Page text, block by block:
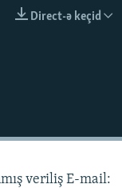
Direct-ə keçid
veriliş E-mail: